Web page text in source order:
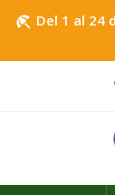
beach_access Del 1 al 24